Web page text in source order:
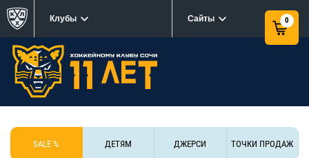
Клубы Сайты 0
SALE % ДЕТЯМ ДЖЕРСИ ТОЧКИ ПРОДАЖ